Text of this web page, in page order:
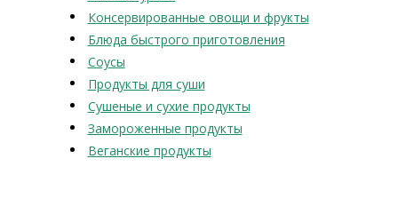
Консервированные овощи и фрукты
Блюда быстрого приготовления
Соусы
Продукты для суши
Сушеные и сухие продукты
Замороженные продукты
Веганские продукты